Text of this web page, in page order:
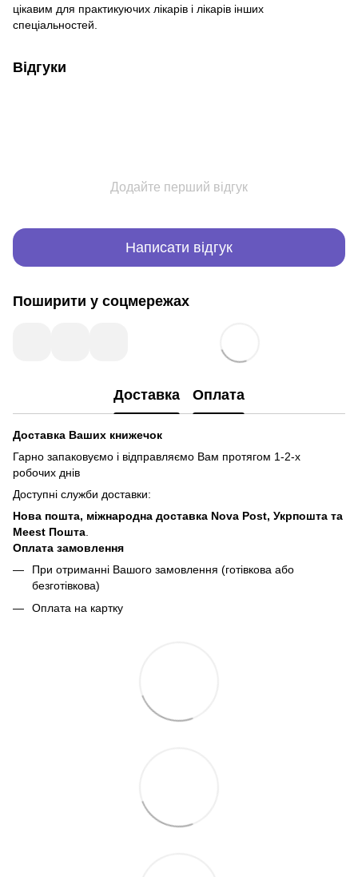
цікавим для практикуючих лікарів і лікарів інших
спеціальностей.
Відгуки
Додайте перший відгук
Написати відгук
Поширити у соцмережах
Доставка Оплата
Доставка Ваших книжечок
Гарно запаковуємо і відправляємо Вам протягом 1-2-х
робочих днів
Доступні служби доставки:
Нова пошта, міжнародна доставка Nova Post, Укрпошта та
Meest Пошта
Оплата замовлення
При отриманні Вашого замовлення (готівкова або
безготівкова)
Оплата на картку